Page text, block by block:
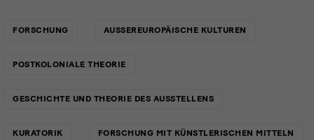
FORSCHUNG AUSSEREUROPÄISCHE KULTUREN
POSTKOLONIALE THEORIE
GESCHICHTE UND THEORIE DES AUSSTELLENS
KURATORIK FORSCHUNG MIT KÜNSTLERISCHEN MITTELN